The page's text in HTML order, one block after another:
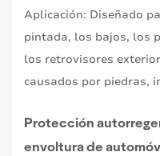
Aplicación: Diseñado
pintada, los bajos, los
los retrovisores
causados por piedras,
Protección
envoltura de